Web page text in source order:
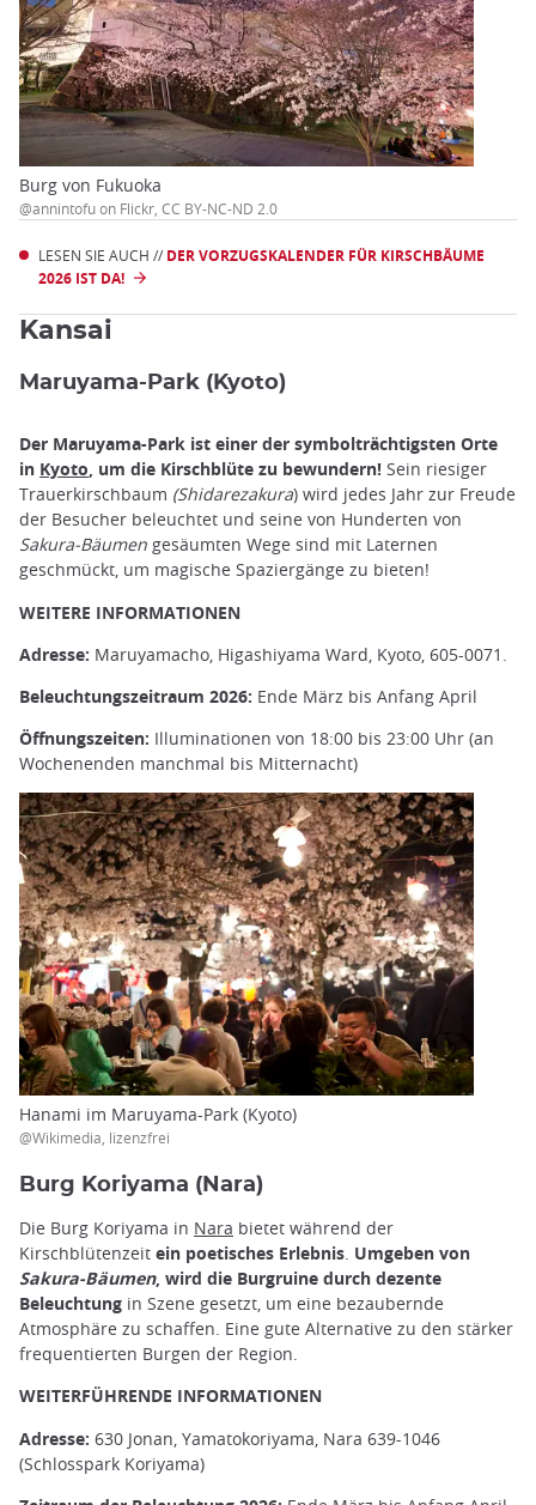
Burg von Fukuoka
@annintofu on Flickr, CC BY-NC-ND 2.0
LESEN SIE AUCH // DER VORZUGSKALENDER FÜR KIRSCHBÄUME
2026 IST DA!
Kansai
Maruyama-Park (Kyoto)
Der Maruyama-Park ist einer der symbolträchtigsten Orte
in Kyoto, um die Kirschblüte zu bewundern! Sein riesiger
Trauerkirschbaum (Shidarezakura) wird jedes Jahr zur Freude
der Besucher beleuchtet und seine von Hunderten von
Sakura-Bäumen gesäumten Wege sind mit Laternen
geschmückt, um magische Spaziergänge zu bieten!
WEITERE INFORMATIONEN
Adresse: Maruyamacho, Higashiyama Ward, Kyoto, 605-0071.
Beleuchtungszeitraum 2026: Ende März bis Anfang April
Öffnungszeiten: Illuminationen von 18:00 bis 23:00 Uhr (an
Wochenenden manchmal bis Mitternacht)
Hanami im Maruyama-Park (Kyoto)
@Wikimedia, lizenzfrei
Burg Koriyama (Nara)
Die Burg Koriyama in Nara bietet während der
Kirschblütenzeit ein poetisches Erlebnis. Umgeben von
Sakura-Bäumen, wird die Burgruine durch dezente
Beleuchtung in Szene gesetzt, um eine bezaubernde
Atmosphäre zu schaffen. Eine gute Alternative zu den stärker
frequentierten Burgen der Region.
WEITERFÜHRENDE INFORMATIONEN
Adresse: 630 Jonan, Yamatokoriyama, Nara 639-1046
(Schlosspark Koriyama)